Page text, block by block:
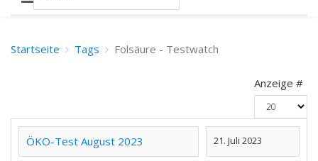
Startseite Tags Folsäure - Testwatch
Anzeige #
ÖKO-Test August 2023 21. Juli 2023